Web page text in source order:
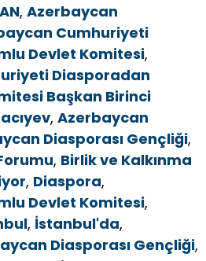
, Azerbaycan
Cumhuriyeti
Devlet Komitesi,
Diasporadan
Başkan Birinci
, Azerbaycan
Diasporası Gençliği,
, Birlik ve Kalkınma
, Diaspora,
Devlet Komitesi,
, İstanbul'da,
Diasporası Gençliği,